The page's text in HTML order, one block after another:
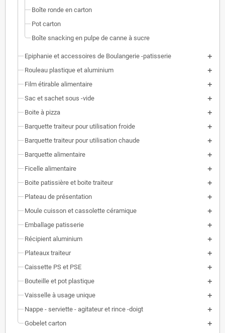
Boîte ronde en carton
Pot carton
Boîte snacking en pulpe de canne à sucre
Epiphanie et accessoires de Boulangerie -patisserie
Rouleau plastique et aluminium
Film étirable alimentaire
Sac et sachet sous -vide
Boite à pizza
Barquette traiteur pour utilisation froide
Barquette traiteur pour utilisation chaude
Barquette alimentaire
Ficelle alimentaire
Boite patissière et boite traiteur
Plateau de présentation
Moule cuisson et cassolette céramique
Emballage patisserie
Récipient aluminium
Plateaux traiteur
Caissette PS et PSE
Bouteille et pot plastique
Vaisselle à usage unique
Nappe - serviette - agitateur et rince -doigt
Gobelet carton